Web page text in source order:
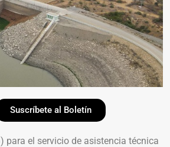
Suscríbete al Boletín
para el servicio de asistencia técnica